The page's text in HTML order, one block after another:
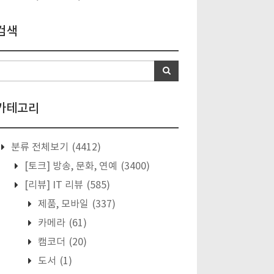
색
테고리
분류 전체보기
(4412)
[토크] 방송, 문화, 연예
(3400)
[리뷰] IT 리뷰 (585)
제품, 모바일 (337)
카메라 (61)
캠코더 (20)
도서 (1)